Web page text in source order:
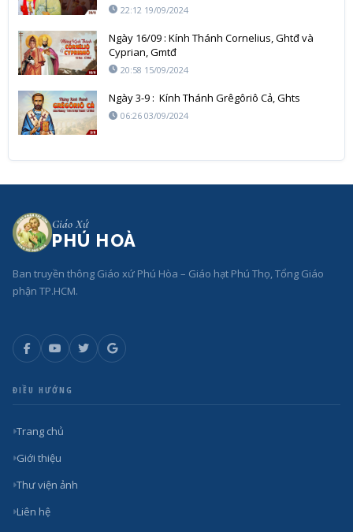
22:12 19/09/2024
Ngày 16/09 : Kính Thánh Cornelius, Ghtđ và
Cyprian, Gmtđ
20:58 15/09/2024
Ngày 3-9 : Kính Thánh Grêgôriô Cả, Ghts
06:26 03/09/2024
Giáo Xứ
PHÚ HOÀ
Ban truyền thông Giáo xứ Phú Hòa – Giáo hạt Phú Thọ, Tổng Giáo
phận TP.HCM.
ĐIỀU HƯỚNG
Trang chủ
Giới thiệu
Thư viện ảnh
Liên hệ